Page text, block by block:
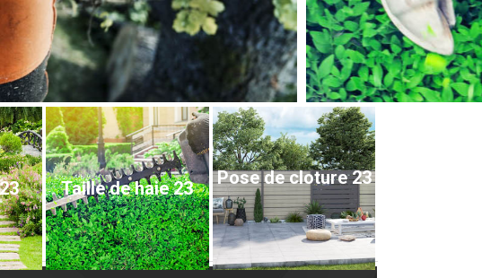
Taille de haie 23 Pose de cloture 23